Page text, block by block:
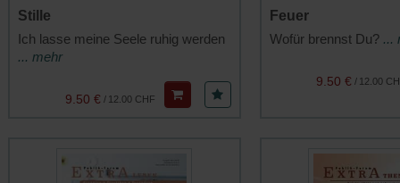
Stille
Ich lasse meine Seele ruhig werden
... mehr
12.00 CHF
/
9.50 €
Feuer
Wofür brennst Du? ...
12.00
/
9.50 €